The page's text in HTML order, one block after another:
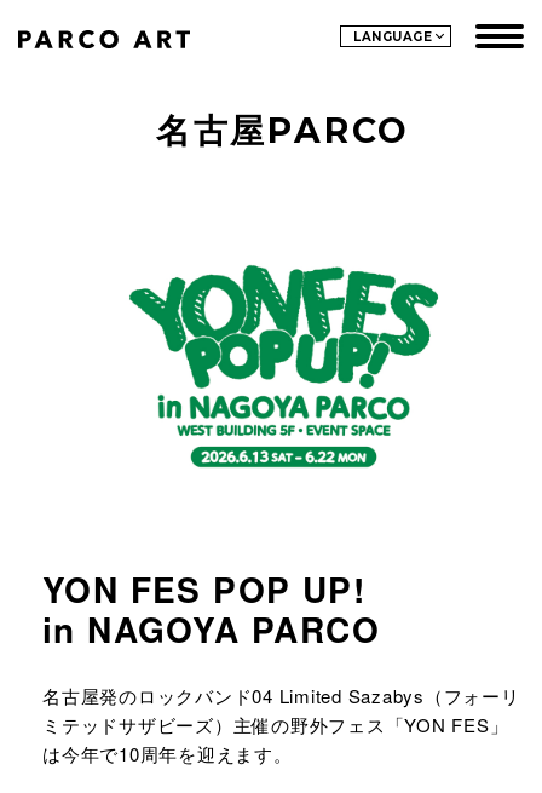
LANGUAGE
名古屋PARCO
YON FES POP UP!
in NAGOYA PARCO
URLをコピーする
名古屋発のロックバンド04 Limited Sazabys（フォーリ
ミテッドサザビーズ）主催の野外フェス「YON FES」
は今年で10周年を迎えます。